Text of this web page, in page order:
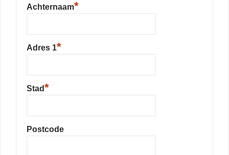
Achternaam*
Adres 1*
Stad*
Postcode